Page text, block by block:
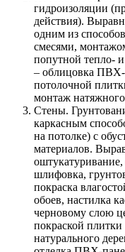
гидроизоляции
действия).
одним из
смесями,
попутной тепло-
– облицовка ПВХ-
потолочной
монтаж
Стены.
каркасным
на потолке) с
материалов.
шлифовка,
покраска
обоев, настилка
черновому слою
покраской
натурального